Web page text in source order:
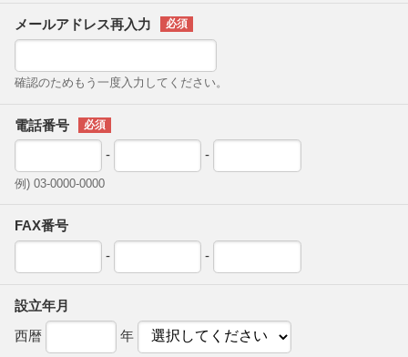
メールアドレス再入力
確認のためもう一度入力してください。
電話番号
-
-
例) 03-0000-0000
FAX番号
-
-
設立年月
西暦
年